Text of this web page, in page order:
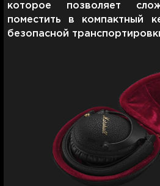
которое позволяет
поместить в компактный
безопасной